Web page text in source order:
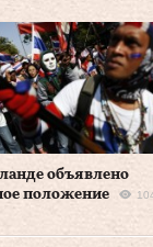
объявлено
положение